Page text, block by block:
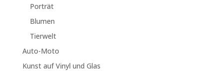
Porträt
Blumen
Tierwelt
Auto-Moto
Kunst auf Vinyl und Glas